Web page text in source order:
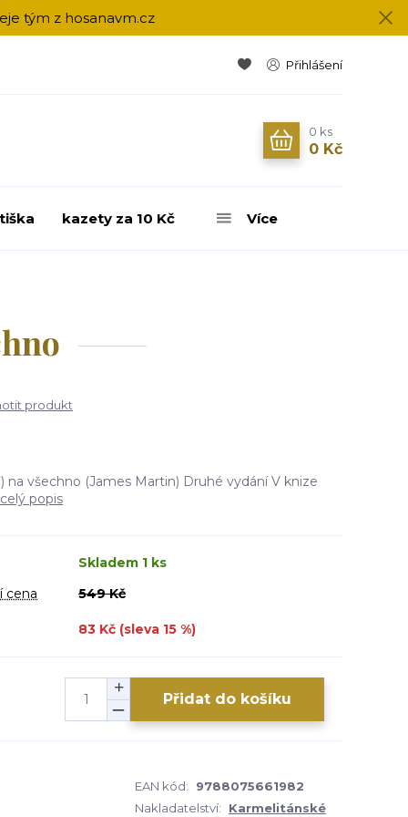
tým z hosanavm.cz
Přihlášení
0 ks
0 Kč
kazety za 10 Kč Více
produkt
všechno (James Martin) Druhé vydání V knize
celý popis
Skladem 1 ks
cena
549 Kč
83 Kč (sleva 15 %)
Přidat do košíku
EAN kód:
9788075661982
Nakladatelství:
Karmelitánské